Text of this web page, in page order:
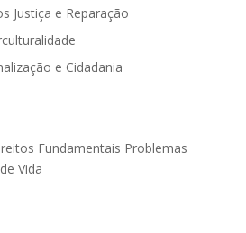
Justiça e Reparação
e Cidadania
Fundamentais Problemas
Vida